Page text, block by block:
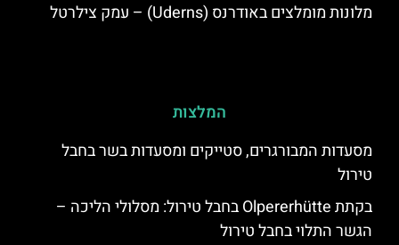
מלונות מומלצים באודרנס (Uderns) – עמק צילרטל
המלצות
מסעדות המבורגרים, סטייקים ומסעדות בשר בחבל
טירול
בקתת Olpererhütte בחבל טירול: מסלולי הליכה –
הגשר התלוי בחבל טירול